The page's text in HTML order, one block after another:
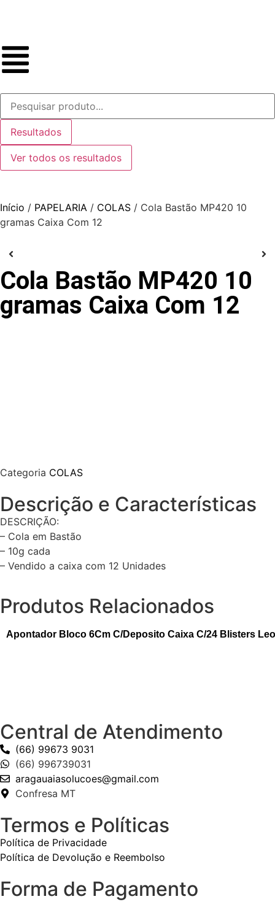
Resultados
Ver todos os resultados
Início / PAPELARIA / COLAS / Cola Bastão MP420 10
gramas Caixa Com 12
Cola Bastão MP420 10
gramas Caixa Com 12
Categoria COLAS
Descrição e Características
DESCRIÇÃO:
– Cola em Bastão
– 10g cada
– Vendido a caixa com 12 Unidades
Produtos Relacionados
Apontador Bloco 6Cm C/Deposito Caixa C/24 Blisters
Central de Atendimento
(66) 99673 9031
(66) 996739031
aragauaiasolucoes@gmail.com
Confresa MT
Termos e Políticas
Política de Privacidade
Política de Devolução e Reembolso
Forma de Pagamento